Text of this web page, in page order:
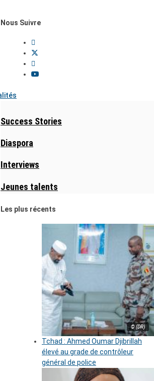
Nous Suivre
Success Stories
Diaspora
Interviews
Jeunes talents
Les plus récents
© (DR)
Tchad : Ahmed Oumar Djibrillah
élevé au grade de contrôleur
général de police